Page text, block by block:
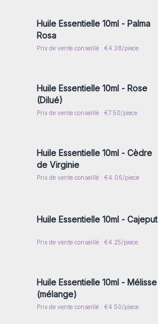
Huile Essentielle 10ml - Palma
Rosa
Prix de vente conseillé : €4.38/piece
Connectez-vous ou inscrivez-
Huile Essentielle 10ml - Rose
(Dilué)
Prix de vente conseillé : €7.50/piece
Connectez-vous ou inscrivez-
Huile Essentielle 10ml - Cèdre
de Virginie
Prix de vente conseillé : €4.06/piece
Connectez-vous ou inscrivez-
Huile Essentielle 10ml - Cajeput
Prix de vente conseillé : €4.25/piece
Connectez-vous ou inscrivez-
Huile Essentielle 10ml - Mélisse
(mélange)
Prix de vente conseillé : €4.50/piece
Connectez-vous ou inscrivez-